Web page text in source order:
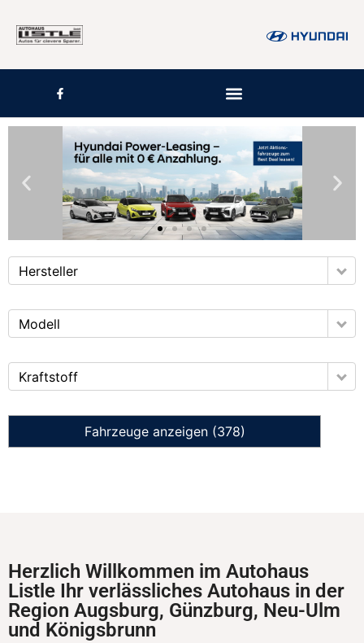
Hersteller
Modell
Kraftstoff
Fahrzeuge anzeigen (378)
Herzlich Willkommen im Autohaus
Listle Ihr verlässliches Autohaus in der
Region Augsburg, Günzburg, Neu-Ulm
und Königsbrunn